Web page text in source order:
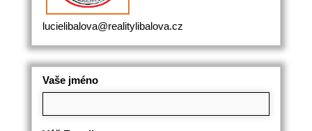
lucielibalova@realitylibalova.cz
Vaše jméno